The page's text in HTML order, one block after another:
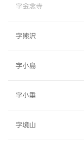
字金念寺
字熊沢
字小島
字小垂
字境山